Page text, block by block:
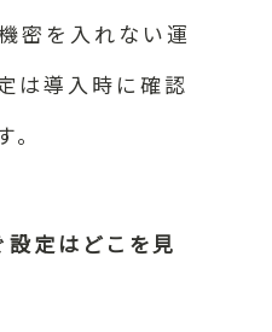
密を入れない運
は導入時に確認
定はどこを見